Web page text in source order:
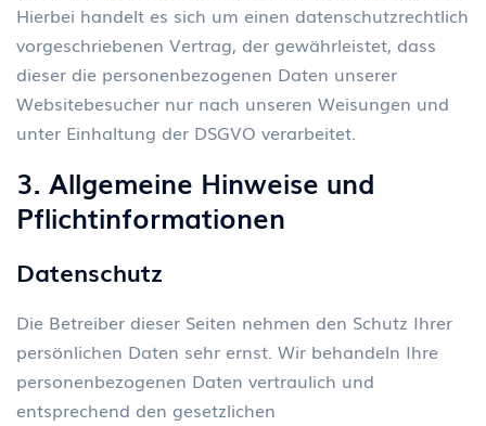
Hierbei handelt es sich um einen datenschutzrechtlich
vorgeschriebenen Vertrag, der gewährleistet, dass
dieser die personenbezogenen Daten unserer
Websitebesucher nur nach unseren Weisungen und
unter Einhaltung der DSGVO verarbeitet.
3. Allgemeine Hinweise und
Pflichtinformationen
Datenschutz
Die Betreiber dieser Seiten nehmen den Schutz Ihrer
persönlichen Daten sehr ernst. Wir behandeln Ihre
personenbezogenen Daten vertraulich und
entsprechend den gesetzlichen